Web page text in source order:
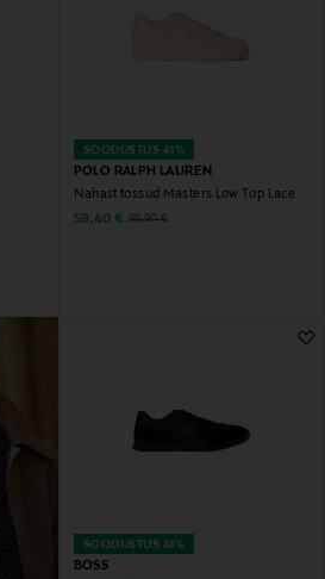
SOODUSTUS 41%
POLO RALPH LAUREN
Nahast tossud Masters Low Top Lace
Discounted Price
59,40 € Original Price
99,90 €
SOODUSTUS 41%
BOSS